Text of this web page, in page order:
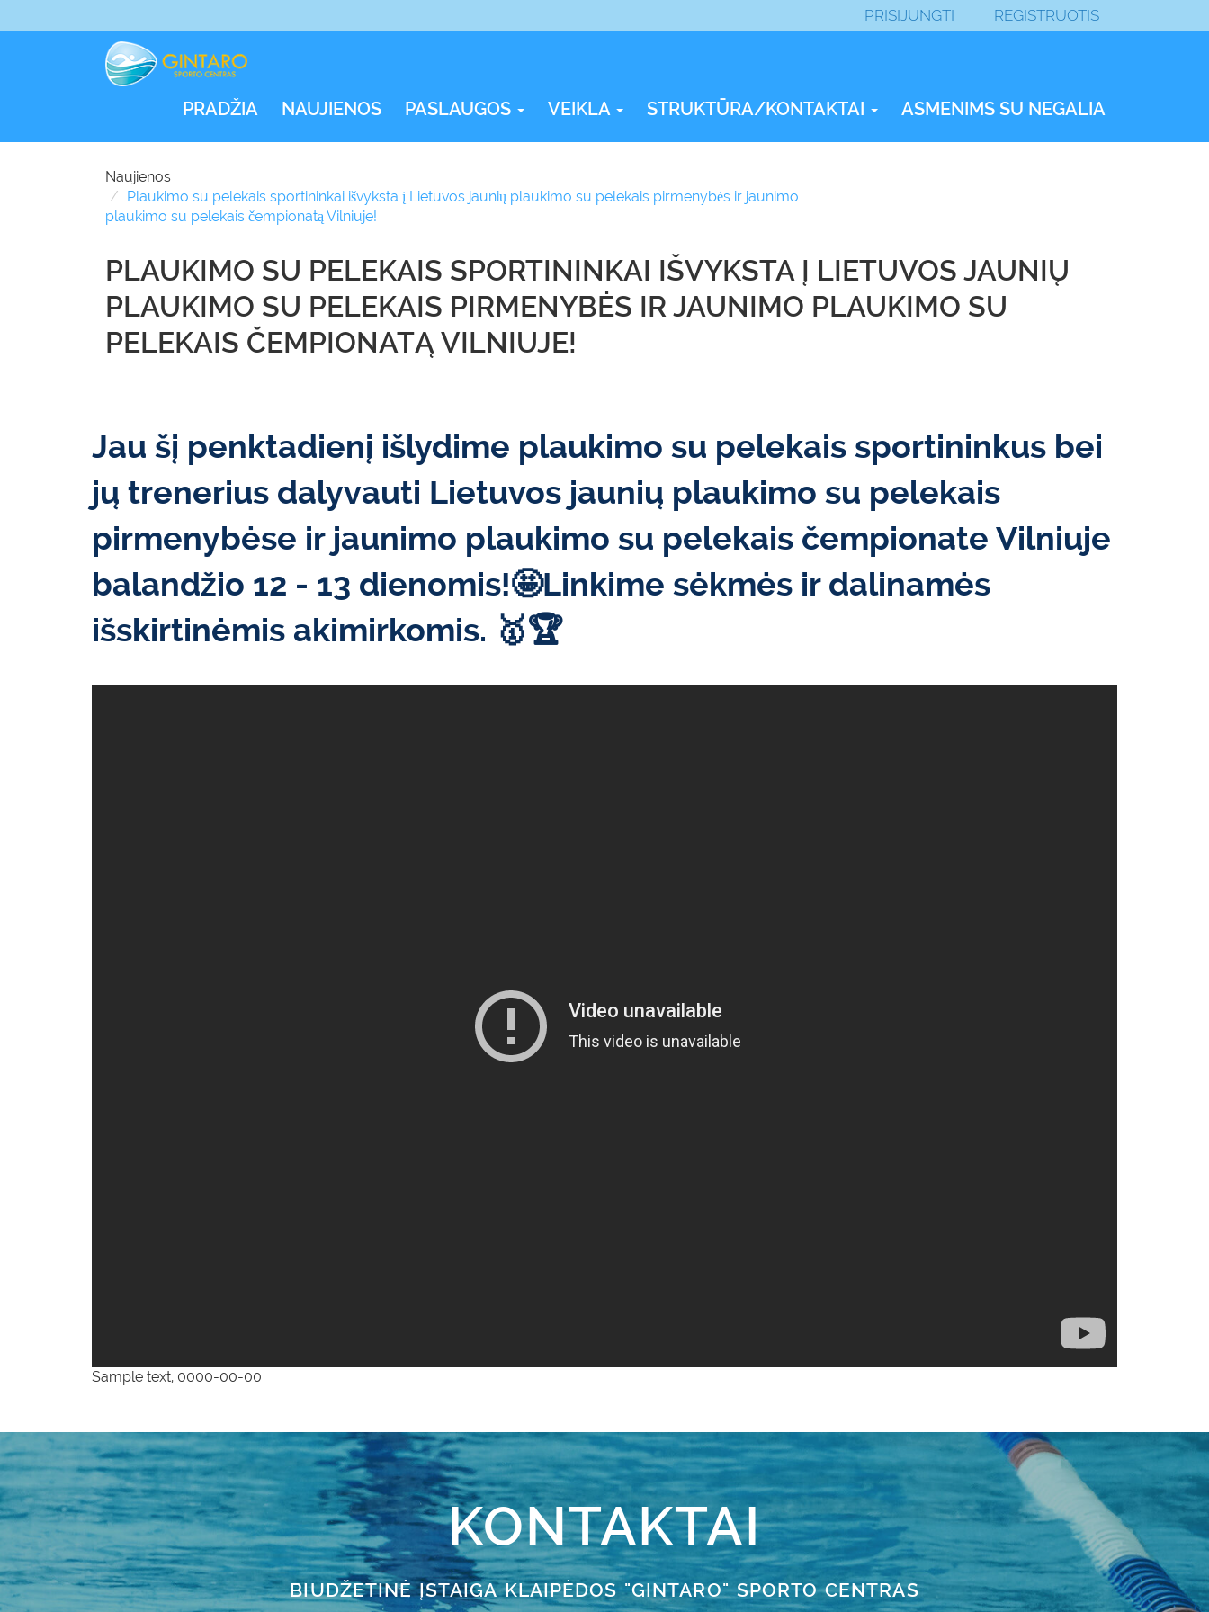
PRISIJUNGTI REGISTRUOTIS
PRADŽIA NAUJIENOS PASLAUGOS VEIKLA STRUKTŪRA/KONTAKTAI ASMENIMS SU NEGALIA
Naujienos
Plaukimo su pelekais sportininkai išvyksta į Lietuvos jaunių plaukimo su pelekais pirmenybės ir jaunimo
plaukimo su pelekais čempionatą Vilniuje!
PLAUKIMO SU PELEKAIS SPORTININKAI IŠVYKSTA Į LIETUVOS JAUNIŲ
PLAUKIMO SU PELEKAIS PIRMENYBĖS IR JAUNIMO PLAUKIMO SU
PELEKAIS ČEMPIONATĄ VILNIUJE!
Jau šį penktadienį išlydime plaukimo su pelekais sportininkus bei
jų trenerius dalyvauti Lietuvos jaunių plaukimo su pelekais
pirmenybėse ir jaunimo plaukimo su pelekais čempionate Vilniuje
balandžio 12 - 13 dienomis!🤩Linkime sėkmės ir dalinamės
išskirtinėmis akimirkomis. 🥇🏆
Sample text, 0000-00-00
KONTAKTAI
BIUDŽETINĖ ĮSTAIGA KLAIPĖDOS "GINTARO" SPORTO CENTRAS